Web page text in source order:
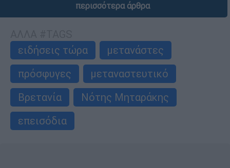
περισσότερα άρθρα
ειδήσεις τώρα
μετανάστες
πρόσφυγες
μεταναστευτικό
Βρετανία
Νότης Μηταράκης
επεισόδια